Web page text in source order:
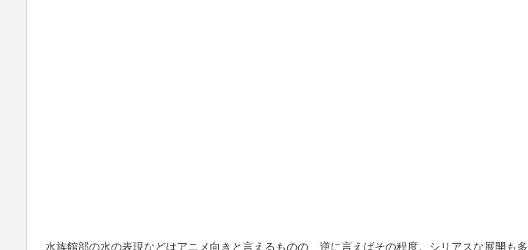
水族館部の水の表現などはアニメ向きと言えるものの、逆に言えばその程度。シリアスな展開も多